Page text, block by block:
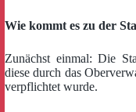
Wie kommt es zu der
Zunächst einmal: Die
diese durch das
verpflichtet wurde.